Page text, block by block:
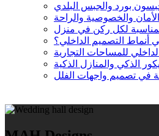
بورد والجبس البلدي
والخصوصية والراحة
لكل ركن في منزل
أنماط التصميم الداخلي؟
للمساحات التجارية
الذكي والمنازل الذكية
في تصميم واجهات الفلل